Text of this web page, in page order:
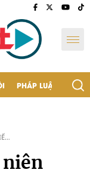
PHÁP LUẬT - BẠN
niên